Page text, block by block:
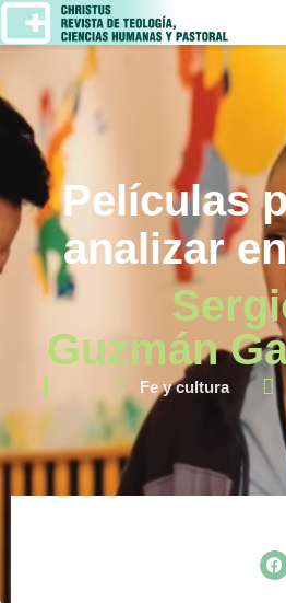
Películas
analizar
Guzmán
Fe y cultura